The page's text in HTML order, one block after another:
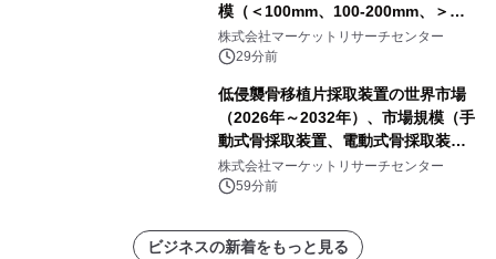
模（＜100mm、100-200mm、＞
200mm）・分析レポートを発表
株式会社マーケットリサーチセンター
29分前
低侵襲骨移植片採取装置の世界市場
（2026年～2032年）、市場規模（手
動式骨採取装置、電動式骨採取装
置）・分析レポートを発表
株式会社マーケットリサーチセンター
59分前
ビジネスの新着をもっと見る